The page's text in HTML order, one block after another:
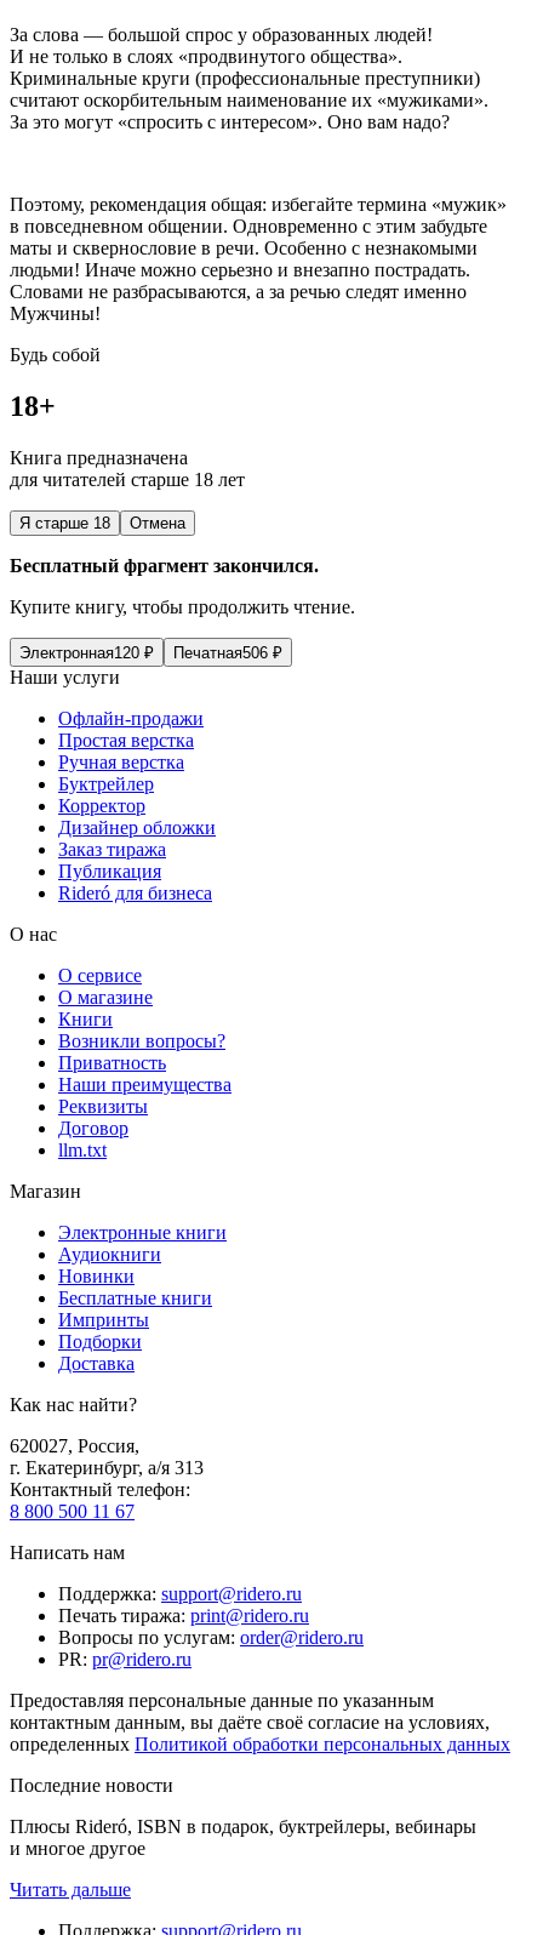
За слова — большой спрос у образованных людей!
И не только в слоях «продвинутого общества».
Криминальные круги (профессиональные преступники)
считают оскорбительным наименование их «мужиками».
За это могут «спросить с интересом». Оно вам надо?
Поэтому, рекомендация общая: избегайте термина «мужик»
в повседневном общении. Одновременно с этим забудьте
маты и сквернословие в речи. Особенно с незнакомыми
людьми! Иначе можно серьезно и внезапно пострадать.
Словами не разбрасываются, а за речью следят именно
Мужчины!
Будь собой
18+
Книга предназначена
для читателей старше 18 лет
Я старше 18 Отмена
Бесплатный фрагмент закончился.
Купите книгу, чтобы продолжить чтение.
Электронная120 ₽ Печатная506 ₽
Наши услуги
Офлайн-продажи
Простая верстка
Ручная верстка
Буктрейлер
Корректор
Дизайнер обложки
Заказ тиража
Публикация
Rideró для бизнеса
О нас
О сервисе
О магазине
Книги
Возникли вопросы?
Приватность
Наши преимущества
Реквизиты
Договор
llm.txt
Магазин
Электронные книги
Аудиокниги
Новинки
Бесплатные книги
Импринты
Подборки
Доставка
Как нас найти?
620027, Россия,
г. Екатеринбург, а/я 313
Контактный телефон:
8 800 500 11 67
Написать нам
Поддержка: support@ridero.ru
Печать тиража: print@ridero.ru
Вопросы по услугам: order@ridero.ru
PR: pr@ridero.ru
Предоставляя персональные данные по указанным
контактным данным, вы даёте своё согласие на условиях,
определенных Политикой обработки персональных данных
Последние новости
Плюсы Rideró, ISBN в подарок, буктрейлеры, вебинары
и многое другое
Читать дальше
Поддержка: support@ridero.ru